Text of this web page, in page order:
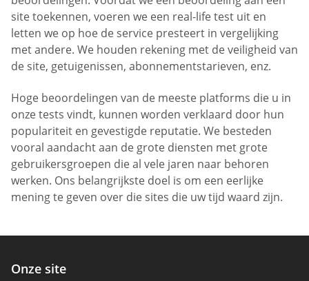
site toekennen, voeren we een real-life test uit en
letten we op hoe de service presteert in vergelijking
met andere. We houden rekening met de veiligheid van
de site, getuigenissen, abonnementstarieven, enz.
Hoge beoordelingen van de meeste platforms die u in
onze tests vindt, kunnen worden verklaard door hun
populariteit en gevestigde reputatie. We besteden
vooral aandacht aan de grote diensten met grote
gebruikersgroepen die al vele jaren naar behoren
werken. Ons belangrijkste doel is om een eerlijke
mening te geven over die sites die uw tijd waard zijn.
Onze site